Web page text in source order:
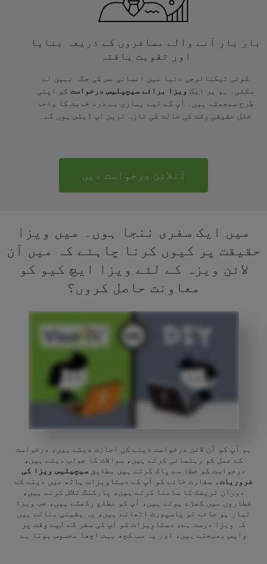
بار بار آنے والے مسافروں کے ذریعہ بنایا
اور تقویت یافتہ
کوئی ٹیکنالوجی دنیا میں انسانی مس کی جگہ نہیں لے
سکتی۔ ہم ہر ایک ویزا برائے سیچیلیس درخواست کو اپنی
طرح سمجھتے ہیں۔ آپ کے لیے ہماری بے درد خدمت کا واحد
خلل حقیقی وقت کی حالت کی تازہ ترین اپ ڈیٹس ہوں گے۔
آنلائن درخواست دیں
میں ایک سفری ننجا ہوں۔ میں ویزا
حقیقت پر کیوں کرنا چاہئے کہ میں آن
لائن ویزہ کے لئے ویزا ایچ کیو کو
معاونت حاصل کروں؟
ہم آپ کو آن لائن درخواست دینے کی اجازت دیتے ہیں، درخواست
کے عمل کو رہنمائی کرتے ہیں، سوالات کا جواب دیتے ہیں،
درخواست کو خطا سے پاک کرتے ہیں مطابق سیچیلیس ویزا کی
ضروریات، سفارت خانے کو آپ کے دستاویزات ہاتھ میں دینے کے
دوران ٹریفک کا سامنا کرتے ہیں، پارکنگ تلاش کرتے ہیں،
قطاروں میں کھڑے ہوتے ہیں، آپ کو مطلع رکھتے ہیں، جب ویزا
تیار ہو جائے تو پاسپورٹ اٹھاتے ہیں، یہ یقینی بناتے ہیں
کہ ویزا درست ہے، دستاویزات کو آپ کی سفر کے لیے وقت پر
واپس بھیجتے ہیں، اور یہ سب کچھ بہت اچھا محسوس ہوتا ہے